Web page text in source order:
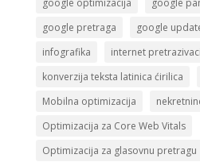
google pretraga
google
infografika
internet pretrazivaci
konverzija teksta latinica ćirilica
Mobilna optimizacija
Optimizacija za Core Web Vitals
Optimizacija za glasovnu pretragu